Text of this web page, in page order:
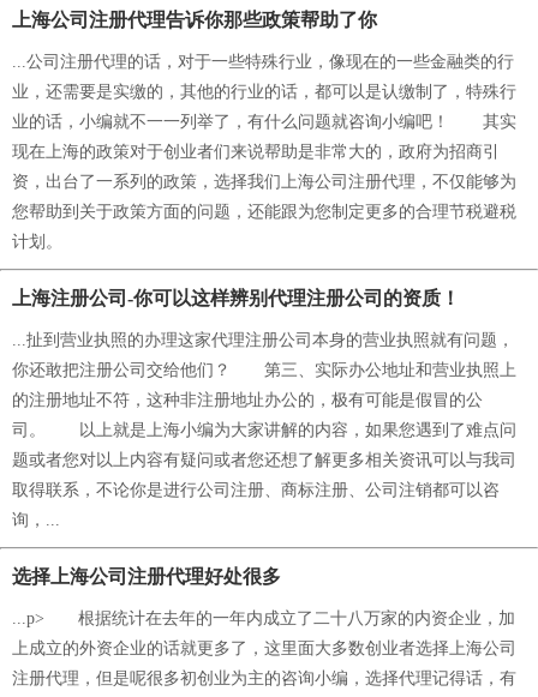
上海公司注册代理告诉你那些政策帮助了你
...公司注册代理的话，对于一些特殊行业，像现在的一些金融类的行
业，还需要是实缴的，其他的行业的话，都可以是认缴制了，特殊行
业的话，小编就不一一列举了，有什么问题就咨询小编吧！ 其实
现在上海的政策对于创业者们来说帮助是非常大的，政府为招商引
资，出台了一系列的政策，选择我们上海公司注册代理，不仅能够为
您帮助到关于政策方面的问题，还能跟为您制定更多的合理节税避税
计划。
上海注册公司-你可以这样辨别代理注册公司的资质！
...扯到营业执照的办理这家代理注册公司本身的营业执照就有问题，
你还敢把注册公司交给他们？ 第三、实际办公地址和营业执照上
的注册地址不符，这种非注册地址办公的，极有可能是假冒的公
司。 以上就是上海小编为大家讲解的内容，如果您遇到了难点问
题或者您对以上内容有疑问或者您还想了解更多相关资讯可以与我司
取得联系，不论你是进行公司注册、商标注册、公司注销都可以咨
询，...
选择上海公司注册代理好处很多
...p> 根据统计在去年的一年内成立了二十八万家的内资企业，加
上成立的外资企业的话就更多了，这里面大多数创业者选择上海公司
注册代理，但是呢很多初创业为主的咨询小编，选择代理记得话，有